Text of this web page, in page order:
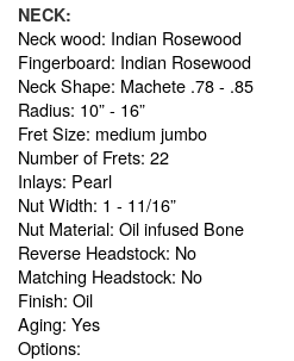
NECK:
Neck wood: Indian Rosewood
Fingerboard: Indian Rosewood
Neck Shape: Machete .78 - .85
Radius: 10” - 16”
Fret Size: medium jumbo
Number of Frets: 22
Inlays: Pearl
Nut Width: 1 - 11/16”
Nut Material: Oil infused Bone
Reverse Headstock: No
Matching Headstock: No
Finish: Oil
Aging: Yes
Options: